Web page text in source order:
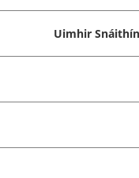
Uimhir Snáithín